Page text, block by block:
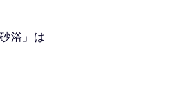
浴」は